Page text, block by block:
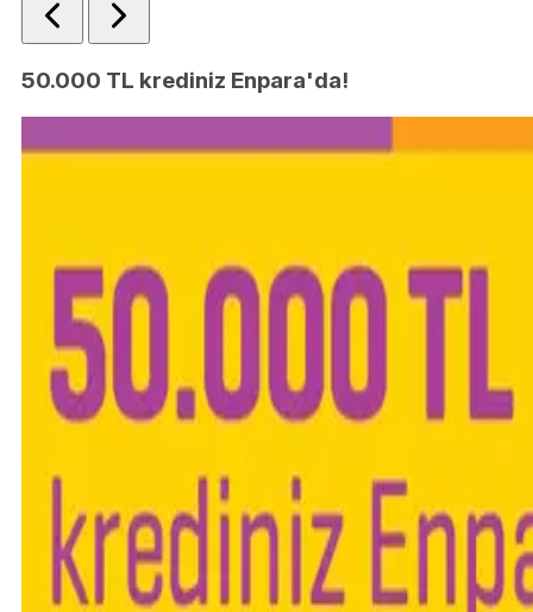
50.000 TL krediniz Enpara'da!